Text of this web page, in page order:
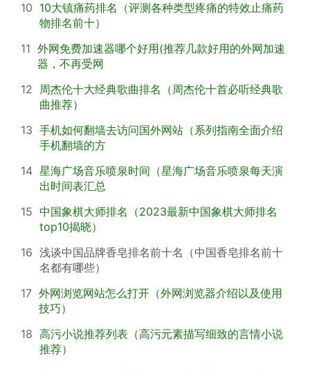
10 10大镇痛药排名（评测各种类型疼痛的特效止痛药
物排名前十）
11 外网免费加速器哪个好用(推荐几款好用的外网加速
器，不再受网
12 周杰伦十大经典歌曲排名（周杰伦十首必听经典歌
曲推荐）
13 手机如何翻墙去访问国外网站（系列指南全面介绍
手机翻墙的方
14 星海广场音乐喷泉时间（星海广场音乐喷泉每天演
出时间表汇总
15 中国象棋大师排名（2023最新中国象棋大师排名
top10揭晓）
16 浅谈中国品牌香皂排名前十名（中国香皂排名前十
名都有哪些）
17 外网浏览网站怎么打开（外网浏览器介绍以及使用
技巧）
18 高污小说推荐列表（高污元素描写细致的言情小说
推荐）